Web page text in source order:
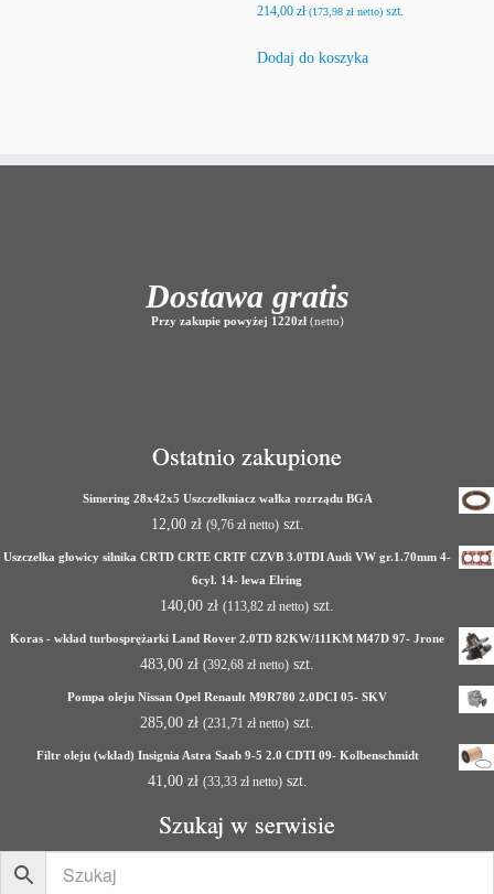
214,00 zł (173,98 złnetto)szt.
Dodaj do koszyka
Dostawa gratis
Przy zakupie powyżej 1220zł(netto)
Ostatnio zakupione
Simering 28x42x5 Uszczelkniacz wałka rozrządu BGA
12,00 zł (9,76 złnetto)szt.
Uszczelka głowicy silnika CRTD CRTE CRTF CZVB 3.0TDI Audi VW gr.1.70mm 4-
6cyl. 14- lewa Elring
140,00 zł (113,82 zł netto) szt.
Koras - wkład turbosprężarki Land Rover 2.0TD 82KW/111KM M47D 97- Jrone
483,00 zł (392,68 zł netto) szt.
Pompa oleju Nissan Opel Renault M9R780 2.0DCI 05- SKV
285,00 zł (231,71 zł netto) szt.
Filtr oleju (wkład) Insignia Astra Saab 9-5 2.0 CDTI 09- Kolbenschmidt
41,00 zł (33,33 złnetto)szt.
Szukaj w serwisie